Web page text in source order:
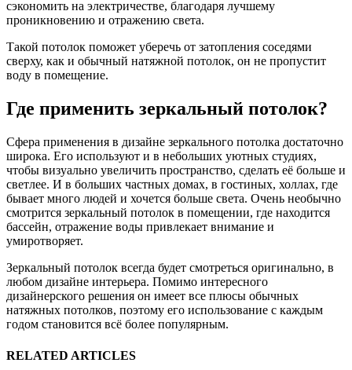
сэкономить на электричестве, благодаря лучшему
проникновению и отражению света.
Такой потолок поможет уберечь от затопления соседями
сверху, как и обычный натяжной потолок, он не пропустит
воду в помещение.
Где применить зеркальный потолок?
Сфера применения в дизайне зеркального потолка достаточно
широка. Его используют и в небольших уютных студиях,
чтобы визуально увеличить пространство, сделать её больше и
светлее. И в больших частных домах, в гостиных, холлах, где
бывает много людей и хочется больше света. Очень необычно
смотрится зеркальный потолок в помещении, где находится
бассейн, отражение воды привлекает внимание и
умиротворяет.
Зеркальный потолок всегда будет смотреться оригинально, в
любом дизайне интерьера. Помимо интересного
дизайнерского решения он имеет все плюсы обычных
натяжных потолков, поэтому его использование с каждым
годом становится всё более популярным.
RELATED ARTICLES